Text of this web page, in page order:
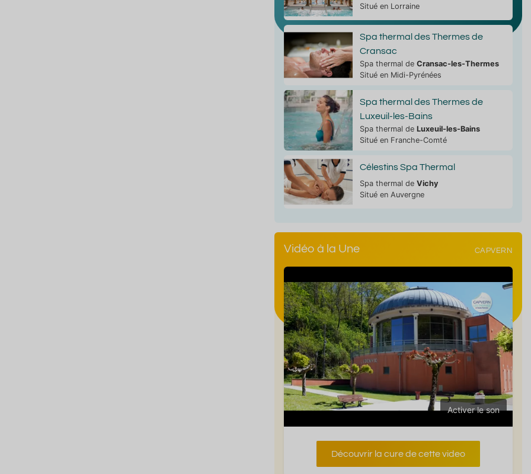
Situé en Lorraine
Spa thermal des Thermes de
Cransac
Spa thermal de Cransac-les-Thermes
Situé en Midi-Pyrénées
Spa thermal des Thermes de
Luxeuil-les-Bains
Spa thermal de Luxeuil-les-Bains
Situé en Franche-Comté
Célestins Spa Thermal
Spa thermal de Vichy
Situé en Auvergne
Vidéo à la Une CAPVERN
Activer le son
Découvrir la cure de cette video